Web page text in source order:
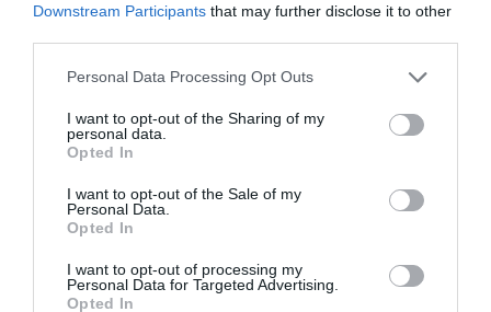
Downstream Participants that may further disclose it to other
Please note that this website/app uses one or more Google
not limited to your visit or usage behaviour. You may click to
grant or deny consent to Google and its third-party tags to
use your data for below specified purposes in below Google
consent section.
Personal Data Processing Opt Outs
I want to opt-out of the Sharing of my
personal data.
Opted In
I want to opt-out of the Sale of my
Personal Data.
Opted In
I want to opt-out of processing my
Personal Data for Targeted Advertising.
Opted In
ΤΕΧΝΟΛΟΓΙΕΣ